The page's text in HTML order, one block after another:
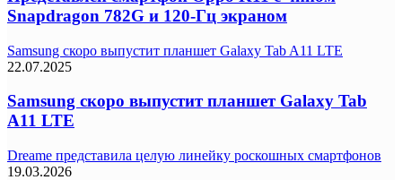
Snapdragon 782G и 120-Гц экраном
Samsung скоро выпустит планшет Galaxy Tab A11 LTE
22.07.2025
Samsung скоро выпустит планшет Galaxy Tab
A11 LTE
Dreame представила целую линейку роскошных смартфонов
19.03.2026